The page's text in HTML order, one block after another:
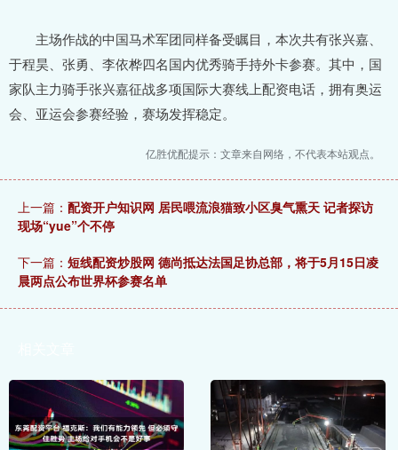
主场作战的中国马术军团同样备受瞩目，本次共有张兴嘉、
于程昊、张勇、李依桦四名国内优秀骑手持外卡参赛。其中，国
家队主力骑手张兴嘉征战多项国际大赛线上配资电话，拥有奥运
会、亚运会参赛经验，赛场发挥稳定。
亿胜优配提示：文章来自网络，不代表本站观点。
上一篇： 配资开户知识网 居民喂流浪猫致小区臭气熏天 记者探访
现场“yue”个不停
下一篇： 短线配资炒股网 德尚抵达法国足协总部，将于5月15日凌
晨两点公布世界杯参赛名单